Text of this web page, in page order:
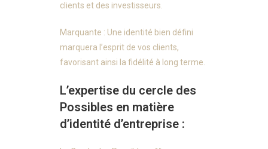
clients et des investisseurs.
Marquante : Une identité bien défini
marquera l’esprit de vos clients,
favorisant ainsi la fidélité à long terme.
L’expertise du cercle des
Possibles en matière
d’identité d’entreprise :